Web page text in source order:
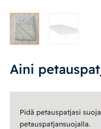
Valaisimet
Vuodesohvat
Senioreille
Oma tili |
Aini
Pidä petauspatjasi
petauspatjansuojalla.